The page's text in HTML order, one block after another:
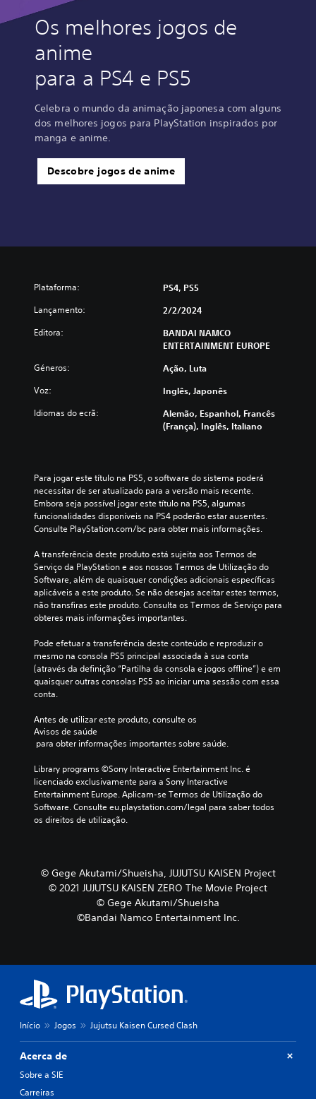
Os melhores jogos de
anime
para a PS4 e PS5
Celebra o mundo da animação japonesa com alguns
dos melhores jogos para PlayStation inspirados por
manga e anime.
Descobre jogos de anime
Plataforma: PS4, PS5
Lançamento: 2/2/2024
Editora:
BANDAI NAMCO
ENTERTAINMENT EUROPE
Géneros: Ação, Luta
Voz: Inglês, Japonês
Idiomas do ecrã:
Alemão, Espanhol, Francês
(França), Inglês, Italiano
Para jogar este título na PS5, o software do sistema poderá
necessitar de ser atualizado para a versão mais recente.
Embora seja possível jogar este título na PS5, algumas
funcionalidades disponíveis na PS4 poderão estar ausentes.
Consulte PlayStation.com/bc para obter mais informações.
A transferência deste produto está sujeita aos Termos de
Serviço da PlayStation e aos nossos Termos de Utilização do
Software, além de quaisquer condições adicionais específicas
aplicáveis a este produto. Se não desejas aceitar estes termos,
não transfiras este produto. Consulta os Termos de Serviço para
obteres mais informações importantes.
Pode efetuar a transferência deste conteúdo e reproduzir o
mesmo na consola PS5 principal associada à sua conta
(através da definição “Partilha da consola e jogos offline”) e em
quaisquer outras consolas PS5 ao iniciar uma sessão com essa
conta.
Antes de utilizar este produto, consulte os
Avisos de saúde
para obter informações importantes sobre saúde.
Library programs ©Sony Interactive Entertainment Inc. é
licenciado exclusivamente para a Sony Interactive
Entertainment Europe. Aplicam-se Termos de Utilização do
Software. Consulte eu.playstation.com/legal para saber todos
os direitos de utilização.
© Gege Akutami/Shueisha, JUJUTSU KAISEN Project
© 2021 JUJUTSU KAISEN ZERO The Movie Project
© Gege Akutami/Shueisha
©Bandai Namco Entertainment Inc.
Início Jogos Jujutsu Kaisen Cursed Clash
Acerca de
Sobre a SIE
Carreiras